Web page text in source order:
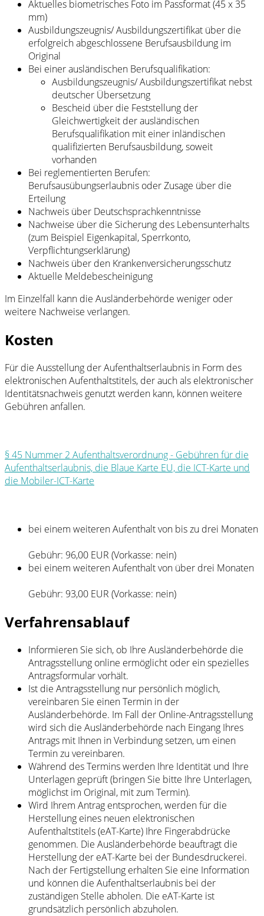
Aktuelles biometrisches Foto im Passformat (45 x 35
mm)
Ausbildungszeugnis/ Ausbildungszertifikat über die
erfolgreich abgeschlossene Berufsausbildung im
Original
Bei einer ausländischen Berufsqualifikation:
Ausbildungszeugnis/ Ausbildungszertifikat nebst
deutscher Übersetzung
Bescheid über die Feststellung der
Gleichwertigkeit der ausländischen
Berufsqualifikation mit einer inländischen
qualifizierten Berufsausbildung, soweit
vorhanden
Bei reglementierten Berufen:
Berufsausübungserlaubnis oder Zusage über die
Erteilung
Nachweis über Deutschsprachkenntnisse
Nachweise über die Sicherung des Lebensunterhalts
(zum Beispiel Eigenkapital, Sperrkonto,
Verpflichtungserklärung)
Nachweis über den Krankenversicherungsschutz
Aktuelle Meldebescheinigung
Im Einzelfall kann die Ausländerbehörde weniger oder
weitere Nachweise verlangen.
Kosten
Für die Ausstellung der Aufenthaltserlaubnis in Form des
elektronischen Aufenthaltstitels, der auch als elektronischer
Identitätsnachweis genutzt werden kann, können weitere
Gebühren anfallen.
§ 45 Nummer 2 Aufenthaltsverordnung - Gebühren für die
Aufenthaltserlaubnis, die Blaue Karte EU, die ICT-Karte und
die Mobiler-ICT-Karte
bei einem weiteren Aufenthalt von bis zu drei Monaten
Gebühr: 96,00 EUR (Vorkasse: nein)
bei einem weiteren Aufenthalt von über drei Monaten
Gebühr: 93,00 EUR (Vorkasse: nein)
Verfahrensablauf
Informieren Sie sich, ob Ihre Ausländerbehörde die
Antragsstellung online ermöglicht oder ein spezielles
Antragsformular vorhält.
Ist die Antragsstellung nur persönlich möglich,
vereinbaren Sie einen Termin in der
Ausländerbehörde. Im Fall der Online-Antragsstellung
wird sich die Ausländerbehörde nach Eingang Ihres
Antrags mit Ihnen in Verbindung setzen, um einen
Termin zu vereinbaren.
Während des Termins werden Ihre Identität und Ihre
Unterlagen geprüft (bringen Sie bitte Ihre Unterlagen,
möglichst im Original, mit zum Termin).
Wird Ihrem Antrag entsprochen, werden für die
Herstellung eines neuen elektronischen
Aufenthaltstitels (eAT-Karte) Ihre Fingerabdrücke
genommen. Die Ausländerbehörde beauftragt die
Herstellung der eAT-Karte bei der Bundesdruckerei.
Nach der Fertigstellung erhalten Sie eine Information
und können die Aufenthaltserlaubnis bei der
zuständigen Stelle abholen. Die eAT-Karte ist
grundsätzlich persönlich abzuholen.